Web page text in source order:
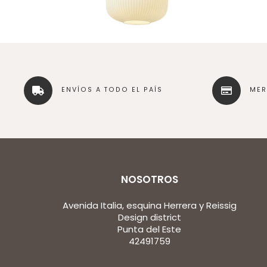
ENVÍOS A TODO EL PAÍS
NOSOTROS
Avenida Italia, esquina Herrera y Reissig
Design district
Punta del Este
42491759